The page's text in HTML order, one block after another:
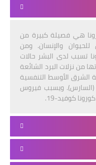
هي فصيلة كبيرة من
والإنسان. ومن
تسبب لدى البشر حالات
من نزلات البرد الشائعة
الشرق الأوسط التنفسية
(السارس). ويسبب فيروس
كوفيد-19.